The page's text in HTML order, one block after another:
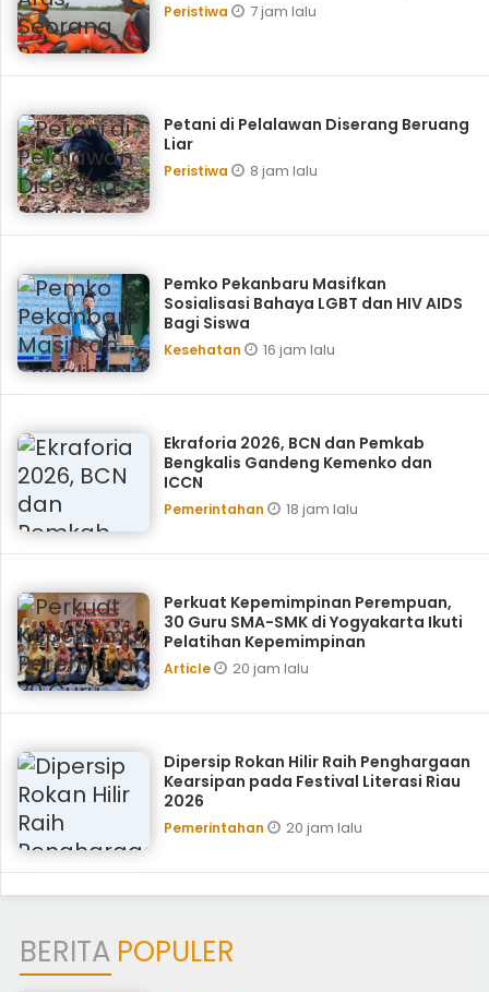
Peristiwa 7 jam lalu
Petani di Pelalawan Diserang Beruang
Liar
Peristiwa 8 jam lalu
Pemko Pekanbaru Masifkan
Sosialisasi Bahaya LGBT dan HIV AIDS
Bagi Siswa
Kesehatan 16 jam lalu
Ekraforia 2026, BCN dan Pemkab
Bengkalis Gandeng Kemenko dan
ICCN
Pemerintahan 18 jam lalu
Perkuat Kepemimpinan Perempuan,
30 Guru SMA-SMK di Yogyakarta Ikuti
Pelatihan Kepemimpinan
Article 20 jam lalu
Dipersip Rokan Hilir Raih Penghargaan
Kearsipan pada Festival Literasi Riau
2026
Pemerintahan 20 jam lalu
BERITA POPULER